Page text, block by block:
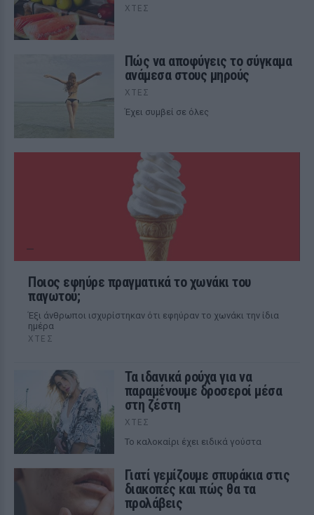
ΧΤΕΣ
Πώς να αποφύγεις το σύγκαμα
ανάμεσα στους μηρούς
ΧΤΕΣ
Έχει συμβεί σε όλες
Ποιος εφηύρε πραγματικά το χωνάκι του
παγωτού;
Έξι άνθρωποι ισχυρίστηκαν ότι εφηύραν το χωνάκι την ίδια
ημέρα
ΧΤΕΣ
Τα ιδανικά ρούχα για να
παραμένουμε δροσεροί μέσα
στη ζέστη
ΧΤΕΣ
To καλοκαίρι έχει ειδικά γούστα
Γιατί γεμίζουμε σπυράκια στις
διακοπές και πώς θα τα
προλάβεις